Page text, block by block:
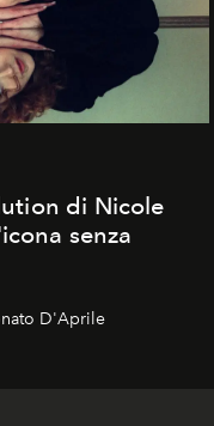
di Nicole
senza
D'Aprile